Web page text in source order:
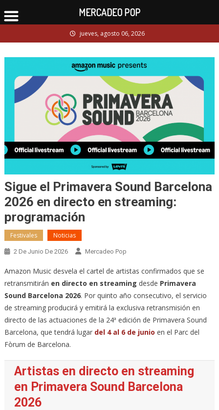
to
jueves, agosto 06, 2026
Sigue el Primavera Sound Barcelona
2026 en directo en streaming:
programación
Festivales Noticias
2 De Junio De 2026 Mercadeo Pop
Amazon Music desvela el cartel de artistas confirmados que se
retransmitirán en directo en streaming desde Primavera
Sound Barcelona 2026. Por quinto año consecutivo, el servicio
de streaming producirá y emitirá la exclusiva retransmisión en
directo de las actuaciones de la 24ª edición de Primavera Sound
Barcelona, que tendrá lugar del 4 al 6 de junio en el Parc del
Fòrum de Barcelona.
Artistas en directo en streaming
en Primavera Sound Barcelona
2026
MERCADEO POP